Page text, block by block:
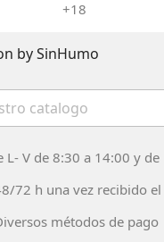
+18
L- V de 8:30 a 14:00 y
72 h una vez recibido
métodos de pago